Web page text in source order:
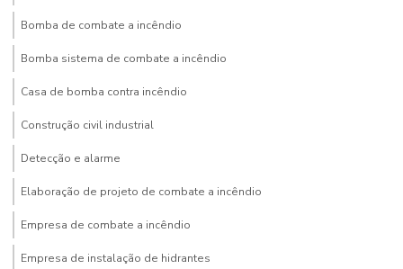
Bomba de combate a incêndio
Bomba sistema de combate a incêndio
Casa de bomba contra incêndio
Construção civil industrial
Detecção e alarme
Elaboração de projeto de combate a incêndio
Empresa de combate a incêndio
Empresa de instalação de hidrantes